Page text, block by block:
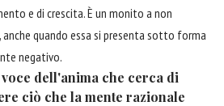
e di crescita. È un monito a non
quando essa si presenta sotto forma
negativo.
dell'anima che cerca di
ciò che la mente razionale